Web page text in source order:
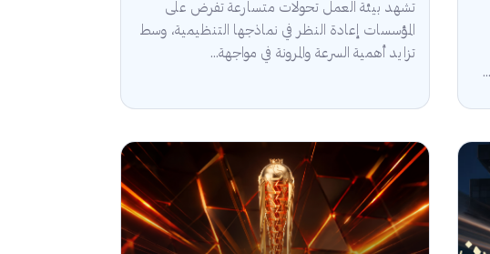
تشهد بيئة العمل تحولات متسارعة تفرض على
المؤسسات إعادة النظر في نماذجها التنظيمية، وسط
تزايد أهمية السرعة والمرونة في مواجهة...